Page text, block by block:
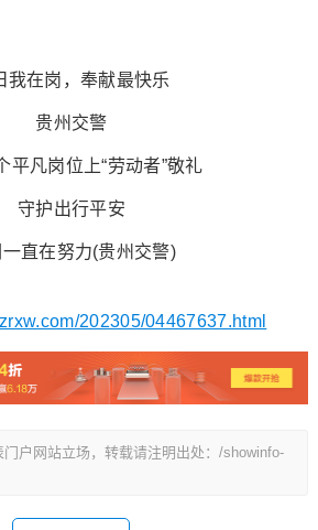
我在岗，奉献最快乐
贵州交警
平凡岗位上“劳动者”敬礼
守护出行平安
直在努力(贵州交警)
202305/04467637.html
户网站立场，转载请注明出处：/showinfo-